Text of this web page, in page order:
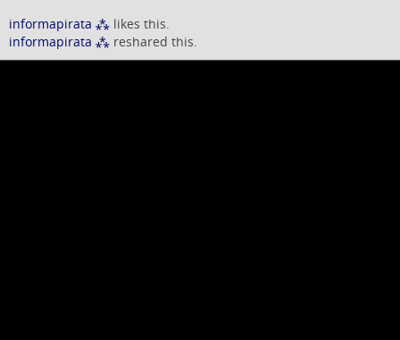
informapirata ⁂ likes this.
informapirata ⁂ reshared this.